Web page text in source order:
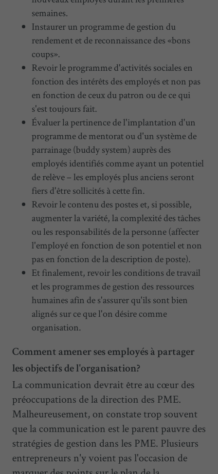
semaines.
Instaurer un programme de gestion du
rendement et de reconnaissance des «bons
coups».
Revoir le programme d'activités sociales en
fonction des intérêts des employés et non pas
en fonction de ceux du patron ou de ce qui
s'est toujours fait.
Évaluer la pertinence de l'implantation d'un
programme de mentorat ou d'un système de
parrainage (buddy system) auprès des
employés identifiés comme ayant un potentiel
de relève – les employés plus anciens seront
fiers d'être sollicités à cette fin.
Revoir le contenu des postes et, si possible,
augmenter la variété, la complexité des tâches
ou les responsabilités de la personne (affecter
l'employé en fonction de son potentiel et non
pas en fonction de la description de poste).
Et finalement, revoir les conditions de travail
et les programmes de gestion des ressources
humaines afin de s'assurer qu'ils sont bien
alignés sur ce que l'on désire comme
organisation.
Comment amener ses employés à partager
les objectifs de l'organisation?
La communication devrait être au cœur des
préoccupations de la direction des PME.
Malheureusement, on constate trop souvent
que la communication est le parent pauvre des
stratégies de gestion dans les PME. Plusieurs
entrepreneurs n'y voient pas l'occasion de